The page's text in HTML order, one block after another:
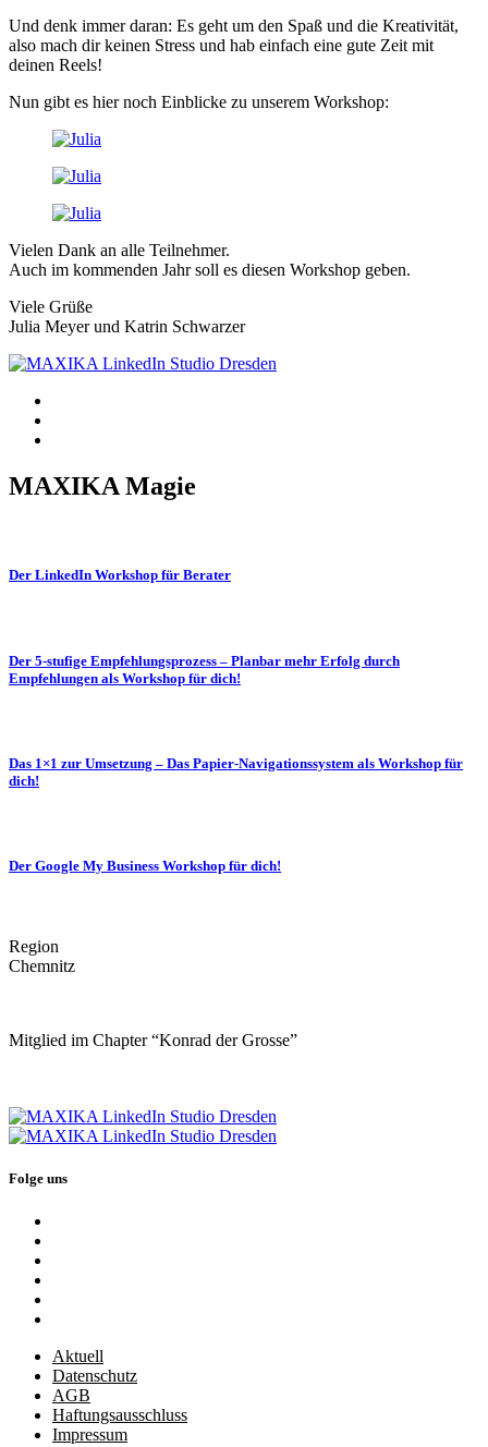
Und denk immer daran: Es geht um den Spaß und die Kreativität,
also mach dir keinen Stress und hab einfach eine gute Zeit mit
deinen Reels!
Nun gibt es hier noch Einblicke zu unserem Workshop:
Vielen Dank an alle Teilnehmer.
Auch im kommenden Jahr soll es diesen Workshop geben.
Viele Grüße
Julia Meyer und Katrin Schwarzer
MAXIKA Magie
Der LinkedIn Workshop für Berater
Der 5-stufige Empfehlungsprozess – Planbar mehr Erfolg durch
Empfehlungen als Workshop für dich!
Das 1×1 zur Umsetzung – Das Papier-Navigationssystem als Workshop für
dich!
Der Google My Business Workshop für dich!
Region
Chemnitz
Mitglied im Chapter “Konrad der Grosse”
Folge uns
Aktuell
Datenschutz
AGB
Haftungsausschluss
Impressum